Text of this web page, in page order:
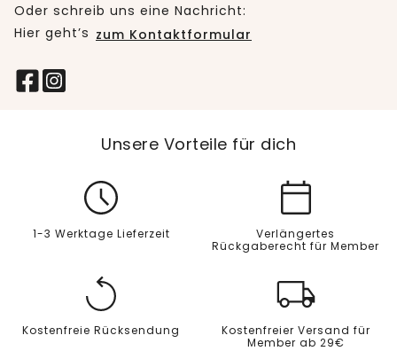
Oder schreib uns eine Nachricht:
Hier geht’s zum Kontaktformular
Unsere Vorteile für dich
1-3 Werktage Lieferzeit
Verlängertes
Rückgaberecht für Member
Kostenfreie Rücksendung
Kostenfreier Versand für
Member ab 29€